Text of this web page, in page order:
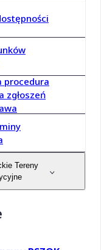
procedura
zgłoszeń
Tereny